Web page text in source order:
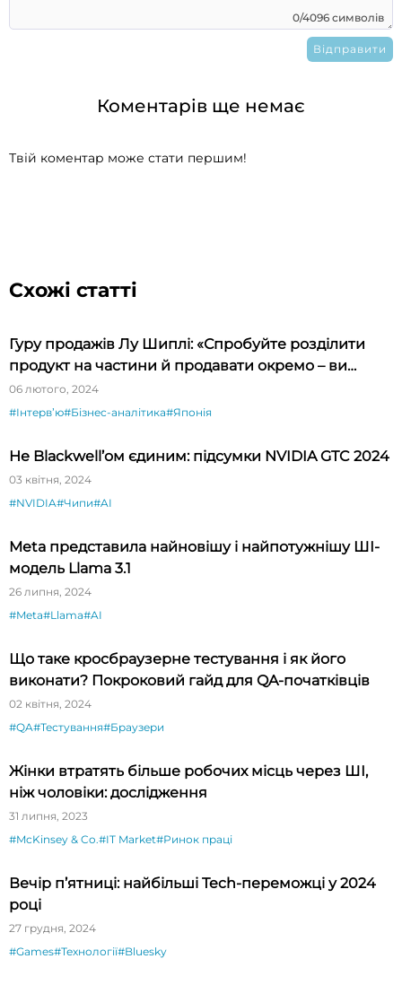
0/4096 символів
Коментарів ще немає
Твій коментар може стати першим!
Схожі статті
Гуру продажів Лу Шиплі: «Спробуйте розділити
продукт на частини й продавати окремо – ви
будете вражені»
06 лютого, 2024
#Інтервʼю#Бізнес-аналітика#Японія
Не Blackwell’ом єдиним: підсумки NVIDIA GTC 2024
03 квітня, 2024
#NVIDIA#Чипи#AI
Meta представила найновішу і найпотужнішу ШІ-
модель Llama 3.1
26 липня, 2024
#Meta#Llama#AI
Що таке кросбраузерне тестування і як його
виконати? Покроковий гайд для QA-початківців
02 квітня, 2024
#QA#Тестування#Браузери
Жінки втратять більше робочих місць через ШІ,
ніж чоловіки: дослідження
31 липня, 2023
#McKinsey & Co.#IT Market#Ринок праці
Вечір п’ятниці: найбільші Tech-переможці у 2024
році
27 грудня, 2024
#Games#Технології#Bluesky